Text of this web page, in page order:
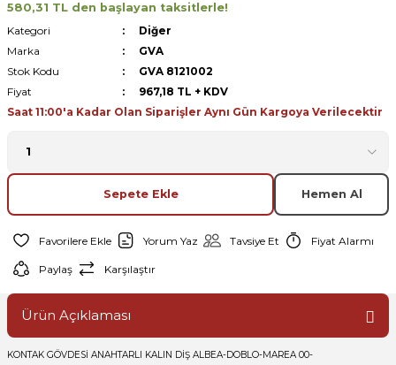
580,31 TL den başlayan taksitlerle!
Kategori
Diğer
Marka
GVA
Stok Kodu
GVA 8121002
Fiyat
967,18 TL + KDV
Saat 11:00'a Kadar Olan Siparişler Aynı Gün Kargoya Verilecektir
Sepete Ekle Hemen Al
Yorum Yaz Tavsiye Et Fiyat Alarmı
Paylaş Karşılaştır
Ürün Açıklaması
KONTAK GÖVDESİ ANAHTARLI KALIN DİŞ ALBEA-DOBLO-MAREA 00-